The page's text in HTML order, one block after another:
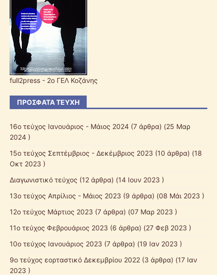
full2press - 2o ΓΕΛ Κοζάνης
ΠΡΌΣΦΑΤΑ ΤΕΎΧΗ
16ο τεύχος Ιανουάριος - Μάιος 2024 (7 άρθρα) (25 Μαρ
2024 )
15ο τεύχος Σεπτέμβριος - Δεκέμβριος 2023 (10 άρθρα) (18
Οκτ 2023 )
Διαγωνιστικό τεύχος (12 άρθρα) (14 Ιουν 2023 )
13ο τεύχος Απρίλιος - Μάιος 2023 (9 άρθρα) (08 Μάι 2023 )
12o τεύχος Μάρτιος 2023 (7 άρθρα) (07 Μαρ 2023 )
11ο τεύχος Φεβρουάριος 2023 (6 άρθρα) (27 Φεβ 2023 )
10o τεύχος Ιανουάριος 2023 (7 άρθρα) (19 Ιαν 2023 )
9o τεύχος εορταστικό Δεκεμβρίου 2022 (3 άρθρα) (17 Ιαν
2023 )